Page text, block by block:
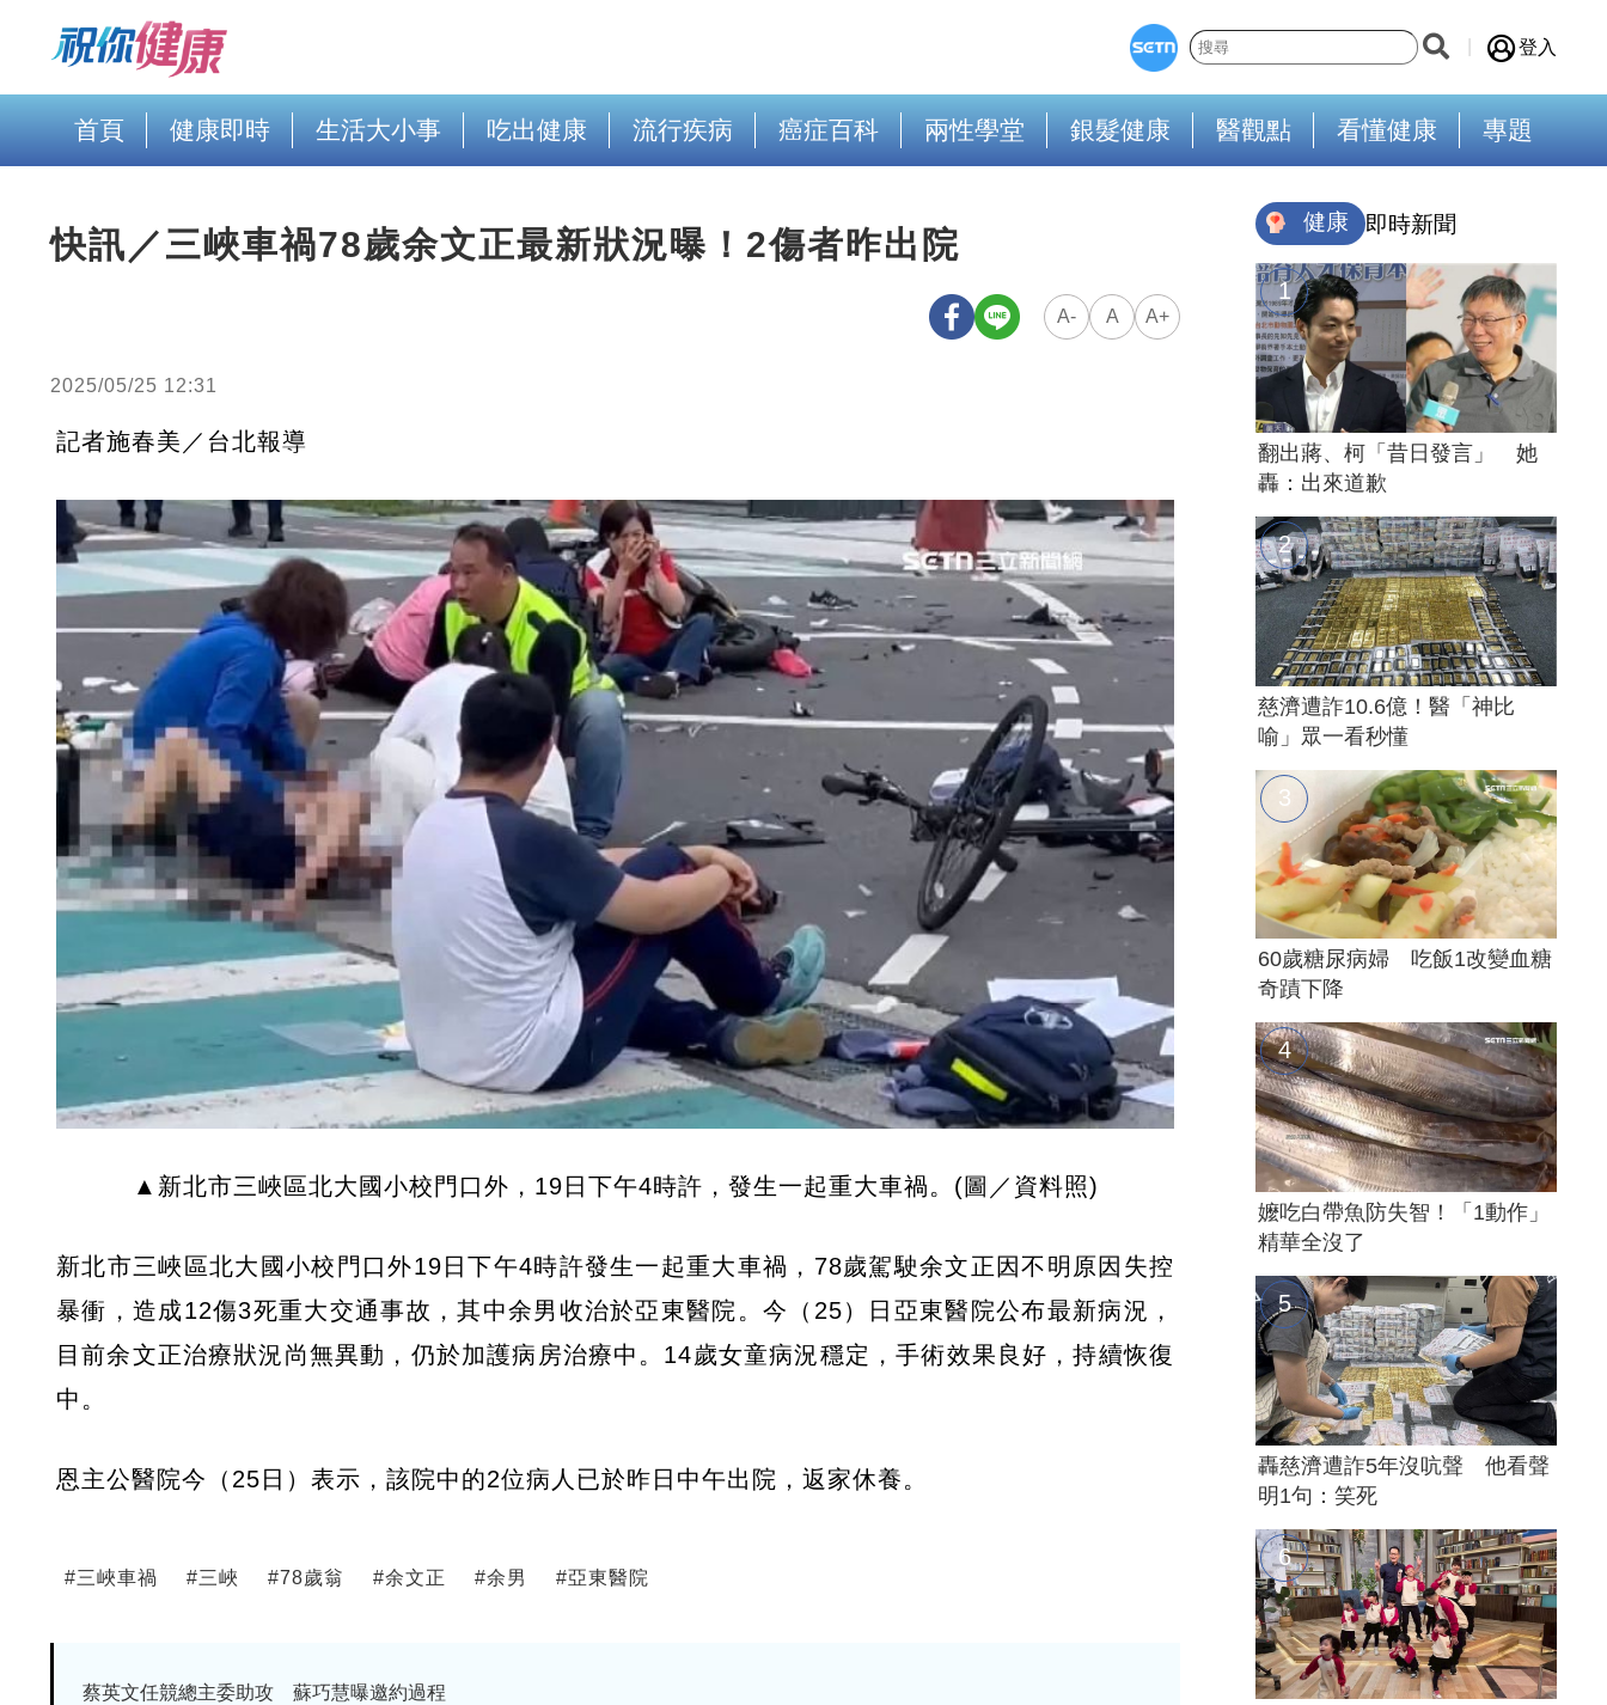
登入
首頁 健康即時 生活大小事 吃出健康 流行疾病 癌症百科 兩性學堂 銀髮健康 醫觀點 看懂健康 專題
快訊／三峽車禍78歲余文正最新狀況曝！2傷者昨出院
A- A A+
2025/05/25 12:31
記者施春美／台北報導
▲新北市三峽區北大國小校門口外，19日下午4時許，發生一起重大車禍。(圖／資料照)
新北市三峽區北大國小校門口外19日下午4時許發生一起重大車禍，78歲駕駛余文正因不明原因失控
暴衝，造成12傷3死重大交通事故，其中余男收治於亞東醫院。今（25）日亞東醫院公布最新病況，
目前余文正治療狀況尚無異動，仍於加護病房治療中。14歲女童病況穩定，手術效果良好，持續恢復
中。
恩主公醫院今（25日）表示，該院中的2位病人已於昨日中午出院，返家休養。
#三峽車禍 #三峽 #78歲翁 #余文正 #余男 #亞東醫院
蔡英文任競總主委助攻 蘇巧慧曝邀約過程
健康 即時新聞
翻出蔣、柯「昔日發言」 她
轟：出來道歉
慈濟遭詐10.6億！醫「神比
喻」眾一看秒懂
60歲糖尿病婦 吃飯1改變血糖
奇蹟下降
嬤吃白帶魚防失智！「1動作」
精華全沒了
轟慈濟遭詐5年沒吭聲 他看聲
明1句：笑死